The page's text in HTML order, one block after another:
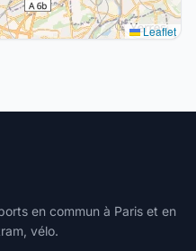
Leaflet
en commun à Paris et en
vélo.